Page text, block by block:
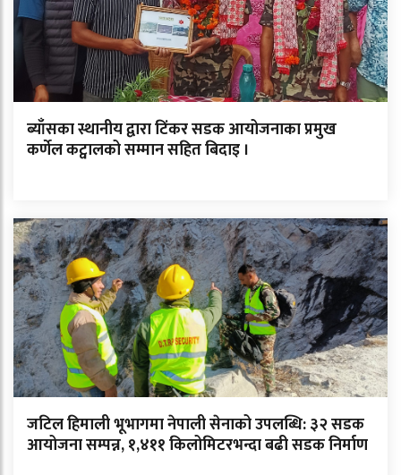
ब्याँसका स्थानीय द्वारा टिंकर सडक आयोजनाका प्रमुख
कर्णेल कट्वालको सम्मान सहित बिदाइ ।
जटिल हिमाली भूभागमा नेपाली सेनाको उपलब्धि: ३२ सडक
आयोजना सम्पन्न, १,४११ किलोमिटरभन्दा बढी सडक निर्माण